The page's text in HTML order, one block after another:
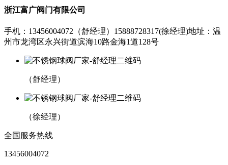
浙江富广阀门有限公司
手机：13456004072（舒经理） 15888728317(徐经理)地址：温
州市龙湾区永兴街道滨海10路金海1道128号
（舒经理）
（徐经理）
全国服务热线
13456004072